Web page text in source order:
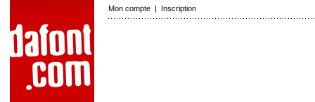
Mon compte | Inscription